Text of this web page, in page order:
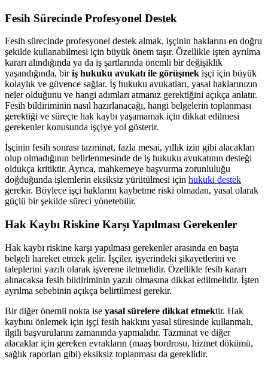
Fesih Sürecinde Profesyonel Destek
Fesih sürecinde profesyonel destek almak, işçinin haklarını en doğru
şekilde kullanabilmesi için büyük önem taşır. Özellikle işten ayrılma
kararı alındığında ya da iş şartlarında önemli bir değişiklik
yaşandığında, biriş hukuku avukatı ile görüşmek işçi için büyük
kolaylık ve güvence sağlar. İş hukuku avukatları, yasal haklarınızın
neler olduğunu ve hangi adımları atmanız gerektiğini açıkça anlatır.
Fesih bildiriminin nasıl hazırlanacağı, hangi belgelerin toplanması
gerektiği ve süreçte hak kaybı yaşamamak için dikkat edilmesi
gerekenler konusunda işçiye yol gösterir.
İşçinin fesih sonrası tazminat, fazla mesai, yıllık izin gibi alacakları
olup olmadığının belirlenmesinde de iş hukuku avukatının desteği
oldukça kritiktir. Ayrıca, mahkemeye başvurma zorunluluğu
doğduğunda işlemlerin eksiksiz yürütülmesi için hukuki destek
gerekir. Böylece işçi haklarını kaybetme riski olmadan, yasal olarak
güçlü bir şekilde süreci yönetebilir.
Hak Kaybı Riskine Karşı Yapılması Gerekenler
Hak kaybı riskine karşı yapılması gerekenler arasında en başta
belgeli hareket etmek gelir. İşçiler, işyerindeki şikayetlerini ve
taleplerini yazılı olarak işverene iletmelidir. Özellikle fesih kararı
alınacaksa fesih bildiriminin yazılı olmasına dikkat edilmelidir. İşten
ayrılma sebebinin açıkça belirtilmesi gerekir.
Bir diğer önemli nokta ise yasal sürelere dikkat etmektir. Hak
kaybını önlemek için işçi fesih hakkını yasal süresinde kullanmalı,
ilgili başvurularını zamanında yapmalıdır. Tazminat ve diğer
alacaklar için gereken evrakların (maaş bordrosu, hizmet dökümü,
sağlık raporları gibi) eksiksiz toplanması da gereklidir.